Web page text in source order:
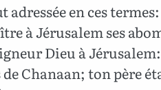
en ces termes:
à Jérusalem ses
Dieu à
Chanaan; ton père